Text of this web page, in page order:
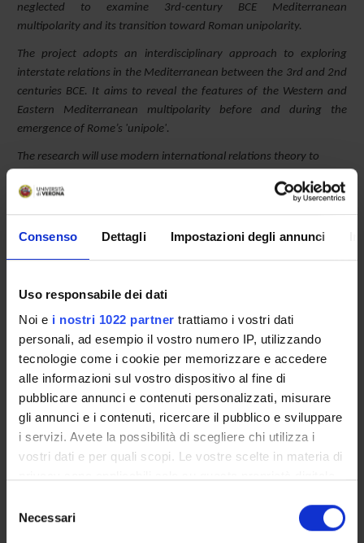
Consenso Dettagli Impostazioni degli annunci
Uso responsabile dei dati
Noi e i nostri 1022 partner trattiamo i vostri dati
personali, ad esempio il vostro numero IP, utilizzando
tecnologie come i cookie per memorizzare e accedere
alle informazioni sul vostro dispositivo al fine di
pubblicare annunci e contenuti personalizzati, misurare
gli annunci e i contenuti, ricercare il pubblico e sviluppare
i servizi. Avete la possibilità di scegliere chi utilizza i
vostri dati e per quali scopi. Le vostre scelte in materia di
modificare o revocare il proprio consenso in qualsiasi
momento dalla Dichiarazione sui cookie o facendo clic
delNecessari
neglected to examine 3rd-century BCE Mediterranean
multipolarity and its transition toward Roman unipolarity.
The project adopts an interdisciplinary approach to exploring
interstate relations in the Mediterranean between the 3rd and 2nd
centuries BCE. It aims to reveal the features of the Western and
Eastern Mediterranean multipolarity before and during the
emergence of Rome’s 'unipole'.
The research will use modern international relations theory to
multipolar system as anarchic and self-destructive.
Funds: assigned and managed by the department
PROJECT PARTICIPANTS
Edoardo Bianchi
Associate Professor
Ancient history